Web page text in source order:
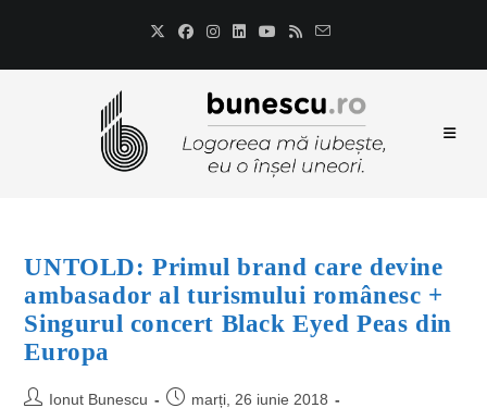
UNTOLD: Primul brand care devine
ambasador al turismului românesc +
Singurul concert Black Eyed Peas din
Europa
Ionut Bunescu
marți, 26 iunie 2018